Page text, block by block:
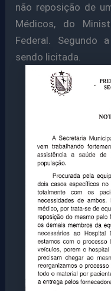
não reposição de
Médicos, do
Federal. Segundo
sendo licitada